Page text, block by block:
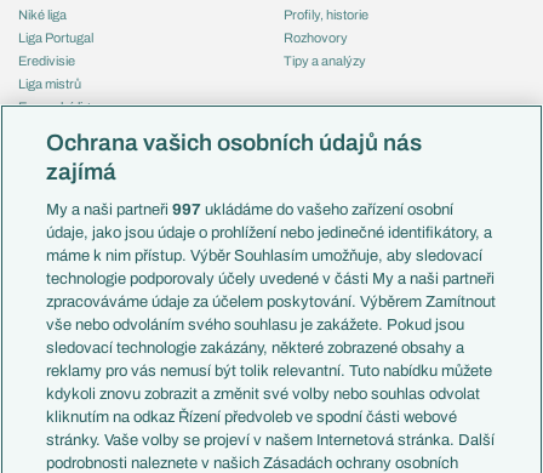
Niké liga
Liga Portugal
Eredivisie
Liga mistrů
Evropská liga
Mistrovství světa
Liga národů
Témata
Představení týmů MS
EuroSkauting
PL v kostce
Evropské koeficienty
Přestupy
Přestupové spekulace
Zranění
Kluby
Arsenal FC
Profily, historie
Rozhovory
Tipy a analýzy
Česko
Francie
Itálie
Německo
Španělsko
Argentina
Brazílie
Přestupy
Zápasy
Livescore
Tipovací soutěž
Ochrana vašich osobních údajů nás
zajímá
My a naši partneři997 ukládáme do vašeho zařízení osobní
údaje, jako jsou údaje o prohlížení nebo jedinečné identifikátory, a
máme k nim přístup. Výběr Souhlasím umožňuje, aby sledovací
technologie podporovaly účely uvedené v části My a naši partneři
zpracováváme údaje za účelem poskytování. Výběrem Zamítnout
vše nebo odvoláním svého souhlasu je zakážete. Pokud jsou
sledovací technologie zakázány, některé zobrazené obsahy a
reklamy pro vás nemusí být tolik relevantní. Tuto nabídku můžete
kdykoli znovu zobrazit a změnit své volby nebo souhlas odvolat
kliknutím na odkaz Řízení předvoleb ve spodní části webové
stránky. Vaše volby se projeví v našem Internetová stránka. Další
podrobnosti naleznete v našich Zásadách ochrany osobních